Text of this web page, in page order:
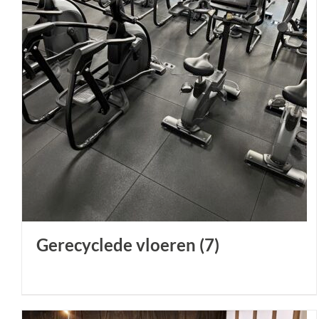
Gerecyclede vloeren (7)